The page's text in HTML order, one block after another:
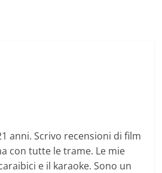
anni. Scrivo recensioni di film
con tutte le trame. Le mie
e il karaoke. Sono un